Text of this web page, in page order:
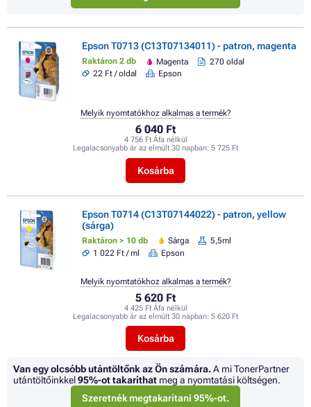
Epson T0713 (C13T07134011) - patron, magenta
Raktáron 2 db Magenta
270 oldal
22 Ft / oldal
Epson
6 040 Ft
4 756 Ft Áfa nélkül
Legalacsonyabb ár az elmúlt 30 napban: 5 725 Ft
Kosárba
Melyik nyomtatókhoz alkalmas a termék?
Epson T0714 (C13T07144022) - patron, yellow
(sárga)
Raktáron > 10 db Sárga
5,5ml
1 022 Ft / ml
Epson
5 620 Ft
4 425 Ft Áfa nélkül
Legalacsonyabb ár az elmúlt 30 napban: 5 620 Ft
Kosárba
Melyik nyomtatókhoz alkalmas a termék?
Van egy olcsóbb utántöltőnk az Ön számára.A mi TonerPartner
utántöltőinkkel95%-ot takaríthat meg a nyomtatási költségen.
Szeretnék megtakarítani 95%-ot.